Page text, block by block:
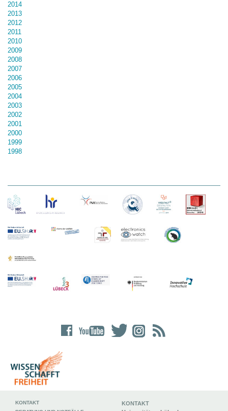
2014
2013
2012
2011
2010
2009
2008
2007
2006
2005
2004
2003
2002
2001
2000
1999
1998
KONTAKT
KONTAKT